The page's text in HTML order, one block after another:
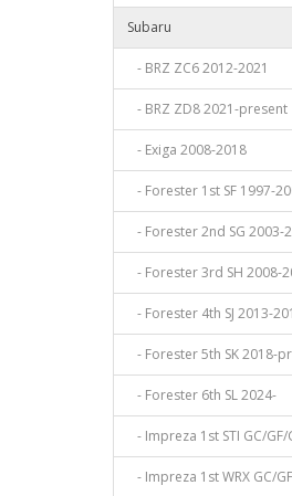
Subaru
- BRZ ZC6 2012-2021
- BRZ ZD8 2021-present
- Exiga 2008-2018
- Forester 1st SF 1997-
- Forester 2nd SG 2003-
- Forester 3rd SH 2008-
- Forester 4th SJ 2013-
- Forester 5th SK 2018-
- Forester 6th SL 2024-
- Impreza 1st STI GC/
- Impreza 1st WRX GC/